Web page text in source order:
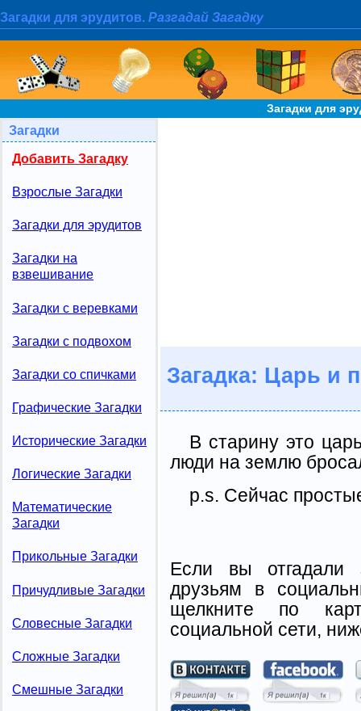
Загадки для эрудитов. Разгадай Загадку
Загадки для
Загадки
Добавить Загадку
Взрослые Загадки
Загадки для эрудитов
Загадки на
взвешивание
Загадки с веревками
Загадки с подвохом
Загадки со спичками
Графические Загадки
Исторические Загадки
Логические Загадки
Математические
Загадки
Прикольные Загадки
Причудливые Загадки
Словесные Загадки
Сложные Загадки
Смешные Загадки
Загадка: Царь и
В старину это
люди на землю
p.s. Сейчас
Если вы отгадали
друзьям в
щелкните по
социальной сети,